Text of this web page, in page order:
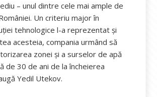
– unul dintre cele mai ample de
Un criteriu major în
tehnologice l-a reprezentat și
acesteia, compania urmând să
zonei și a surselor de apă
de 30 de ani de la încheierea
Yedil Utekov.